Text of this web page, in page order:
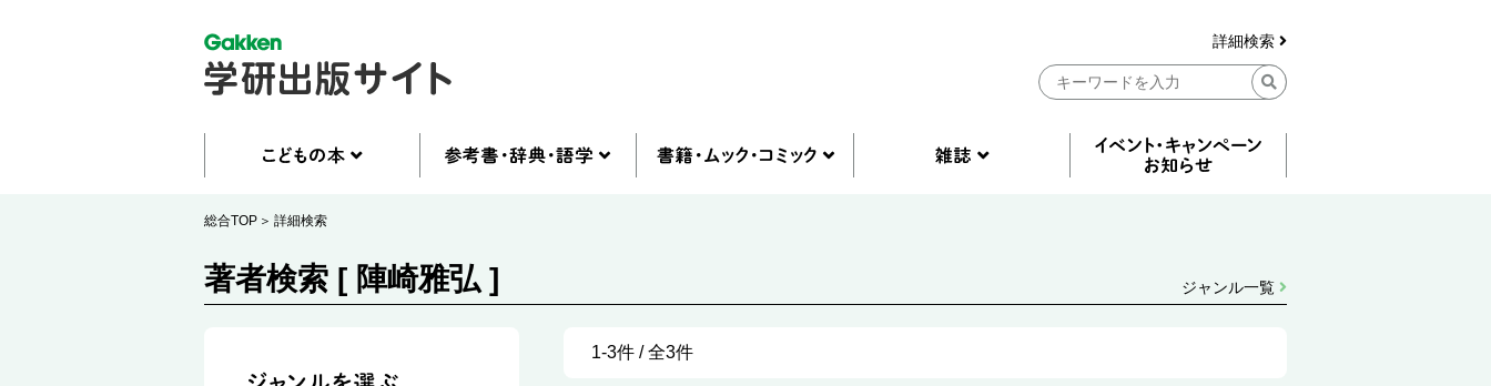
詳細検索
総合TOP 詳細検索
著者検索 [ 陣崎雅弘 ] ジャンル一覧
1-3件 / 全3件